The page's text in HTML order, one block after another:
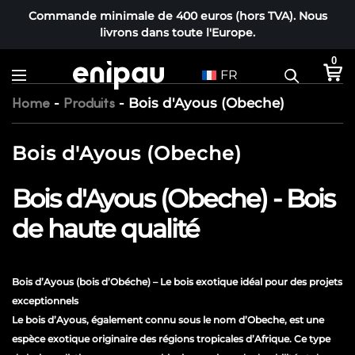
Commande minimale de 400 euros (hors TVA). Nous
livrons dans toute l'Europe.
FR
0
Home - Produits - Bois d'Ayous (Obeche)
Bois d'Ayous (Obeche)
Bois d'Ayous (Obeche) - Bois
de haute qualité
Bois d’Ayous (bois d’Obéche) – Le bois exotique idéal pour des projets
exceptionnels
Le bois d’Ayous, également connu sous le nom d’Obeche, est une
espèce exotique originaire des régions tropicales d’Afrique. Ce type